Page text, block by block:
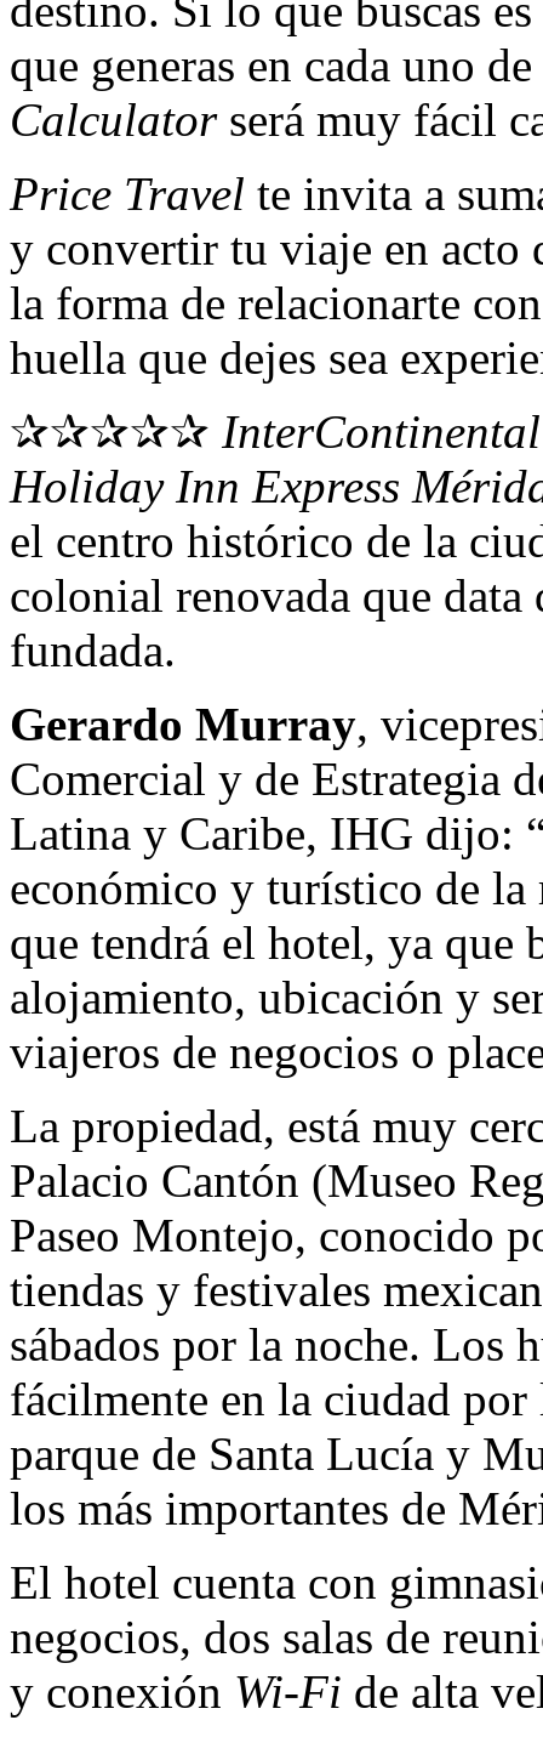
que generas en cada uno
Calculatorserá muy fácil
Price Travel te invita a
y convertir tu viaje en acto
la forma de relacionarte
huella que dejes sea
✰✰✰✰✰
Holiday Inn Express
el centro histórico de la
colonial renovada que
fundada.
Gerardo Murray,
Comercial y de Estrategia
Latina y Caribe, IHG dijo:
económico y turístico de
que tendrá el hotel, ya que
alojamiento, ubicación y
viajeros de negocios o
La propiedad, está muy
Palacio Cantón (Museo
Paseo Montejo, conocido
tiendas y festivales
sábados por la noche. Los
fácilmente en la ciudad
parque de Santa Lucía y
los más importantes de
El hotel cuenta con
negocios, dos salas de
y conexión Wi-Fi de alta